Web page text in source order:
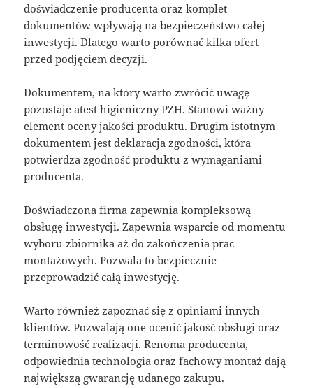
doświadczenie producenta oraz komplet
dokumentów wpływają na bezpieczeństwo całej
inwestycji. Dlatego warto porównać kilka ofert
przed podjęciem decyzji.
Dokumentem, na który warto zwrócić uwagę
pozostaje atest higieniczny PZH. Stanowi ważny
element oceny jakości produktu. Drugim istotnym
dokumentem jest deklaracja zgodności, która
potwierdza zgodność produktu z wymaganiami
producenta.
Doświadczona firma zapewnia kompleksową
obsługę inwestycji. Zapewnia wsparcie od momentu
wyboru zbiornika aż do zakończenia prac
montażowych. Pozwala to bezpiecznie
przeprowadzić całą inwestycję.
Warto również zapoznać się z opiniami innych
klientów. Pozwalają one ocenić jakość obsługi oraz
terminowość realizacji. Renoma producenta,
odpowiednia technologia oraz fachowy montaż dają
największą gwarancję udanego zakupu.